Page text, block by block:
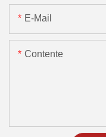
E-Mail
Contente